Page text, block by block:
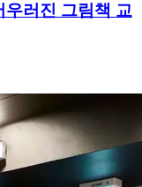
우러진 그림책 교